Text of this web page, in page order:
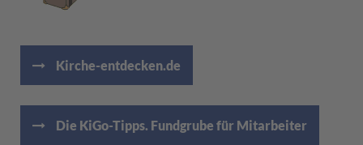
Kirche-entdecken.de
Die KiGo-Tipps. Fundgrube für Mitarbeiter